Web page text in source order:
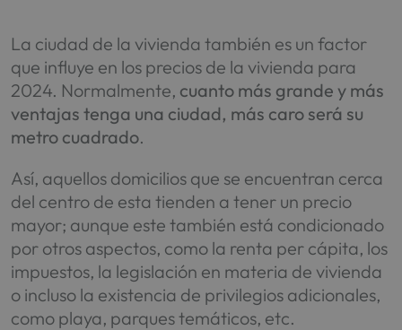
La ciudad de la vivienda también es un factor
que influye en los precios de la vivienda para
2024. Normalmente, cuanto más grande y más
ventajas tenga una ciudad, más caro será su
metro cuadrado.
Así, aquellos domicilios que se encuentran cerca
del centro de esta tienden a tener un precio
mayor; aunque este también está condicionado
por otros aspectos, como la renta per cápita, los
impuestos, la legislación en materia de vivienda
o incluso la existencia de privilegios adicionales,
como playa, parques temáticos, etc.